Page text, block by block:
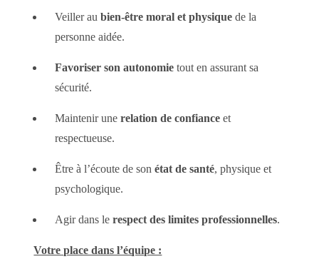
Veiller aubien-être moral et physique de la
personne aidée.
Favoriser son autonomie tout en assurant sa
sécurité.
Maintenir unerelation de confiance et
respectueuse.
Être à l’écoute de sonétat de santé, physique et
psychologique.
Agir dans lerespect des limites professionnelles.
Votre place dans l’équipe :